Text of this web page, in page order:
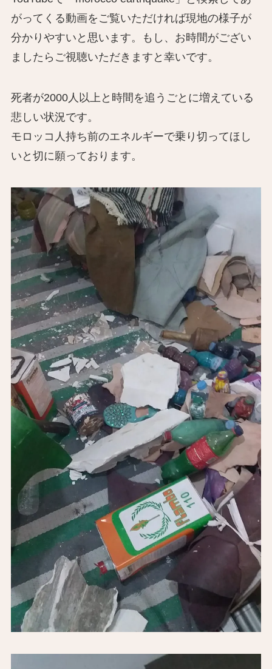
がってくる動画をご覧いただければ現地の様子が
分かりやすいと思います。もし、お時間がござい
ましたらご視聴いただきますと幸いです。
死者が2000人以上と時間を追うごとに増えている
悲しい状況です。
モロッコ人持ち前のエネルギーで乗り切ってほし
いと切に願っております。